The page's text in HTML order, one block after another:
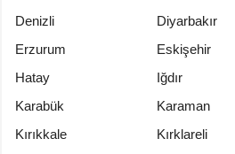
Denizli
Diyarbakır
Erzurum
Eskişehir
Hatay
Iğdır
Karabük
Karaman
Kırıkkale
Kırklareli